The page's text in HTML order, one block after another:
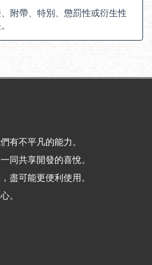
附帶、特別、懲罰性或衍生性
有不平凡的能力。
同共享開發的喜悅。
盡可能更便利使用。
。